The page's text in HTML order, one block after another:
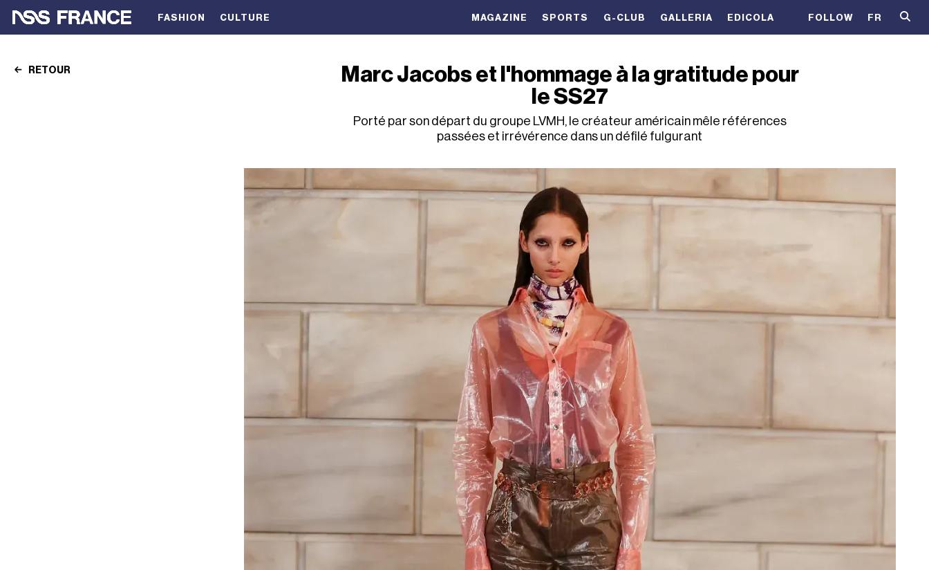
FASHION CULTURE MAGAZINE SPORTS G-CLUB GALLERIA EDICOLA FOLLOW FR
RETOUR
Marc Jacobs et l'hommage à la gratitude pour
le SS27
Porté par son départ du groupe LVMH, le créateur américain mêle références
passées et irrévérence dans un défilé fulgurant